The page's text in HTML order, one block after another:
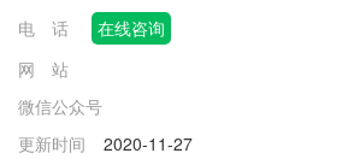
电 话
在线咨询
网 站
微信公众号
更新时间
2020-11-27